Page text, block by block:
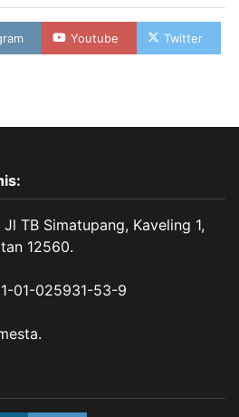
Youtube Twitter
TB Simatupang, Kaveling 1,
12560.
01-025931-53-9